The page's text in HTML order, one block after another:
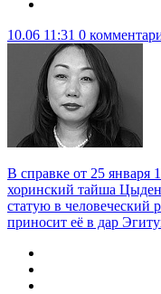
10.06 11:31 0
В справке от 25 января
хоринский тайша
статую в человеческий
приносит её в дар